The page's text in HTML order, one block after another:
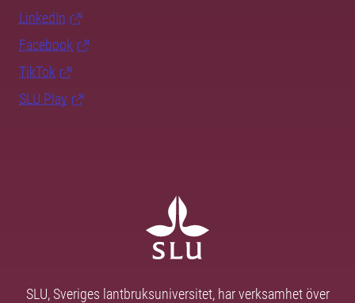
LinkedIn
Facebook
TikTok
SLU Play
SLU, Sveriges lantbruksuniversitet, har verksamhet över